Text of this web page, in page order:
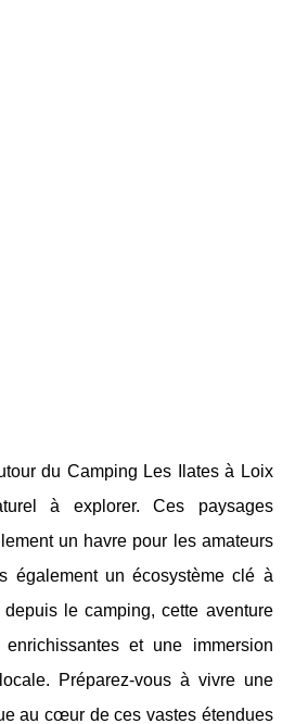
du Camping Les Ilates à Loix
à explorer. Ces paysages
un havre pour les amateurs
également un écosystème clé à
le camping, cette aventure
et une immersion
Préparez-vous à vivre une
au cœur de ces vastes étendues